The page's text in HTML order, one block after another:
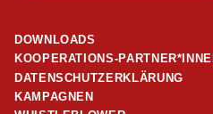
DOWNLOADS
KOOPERATIONS-
DATENSCHUTZERKLÄRUNG
KAMPAGNEN